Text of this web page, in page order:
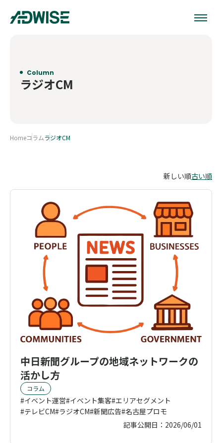
ラジオCM
Column
HomeコラムラジオCM
新しい順古い順
中日新聞グループの地域ネットワークの
活かし方
コラム
イベント運営 イベント集客 エリアセグメント
テレビCM ラジオCM 新聞広告 名古屋プロモ
記事公開日： 2026/06/01